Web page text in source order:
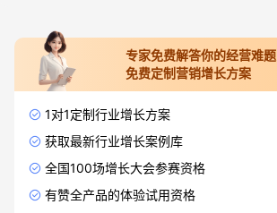
专家免费解答你的经营难题
免费定制营销增长方案
1对1定制行业增长方案
获取最新行业增长案例库
全国100场增长大会参赛资格
有赞全产品的体验试用资格